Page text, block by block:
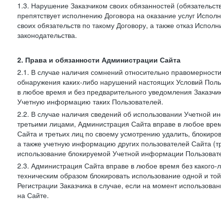
1.3. Нарушение Заказчиком своих обязанностей
препятствует исполнению Договора на оказание услуг
своих обязательств по такому Договору, а также отказ
законодательства.
2. Права и обязанности Администрации Сайта
2.1. В случае наличия сомнений относительно
обнаружения каких-либо нарушений настоящих Условий
в любое время и без предварительного уведомления
Учетную информацию таких Пользователей.
2.2. В случае наличия сведений об использовании Учетной
третьими лицами, Администрация Сайта вправе в любое
Сайта и третьих лиц по своему усмотрению удалить,
а также учетную информацию других пользователей Сайта
использование блокируемой Учетной информации
2.3. Администрация Сайта вправе в любое время без
техническим образом блокировать использование одной и
Регистрации Заказчика в случае, если на момент
на Сайте.